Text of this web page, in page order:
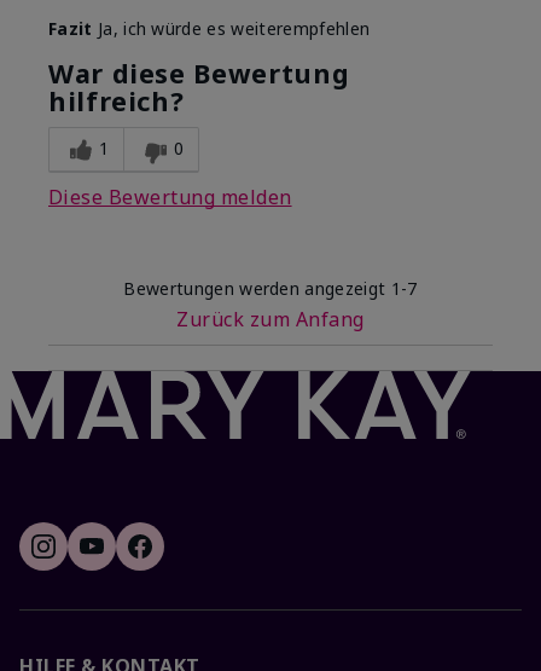
Fazit Ja, ich würde es weiterempfehlen
War diese Bewertung
hilfreich?
1 0
Diese Bewertung melden
Bewertungen werden angezeigt 1-7
Zurück zum Anfang